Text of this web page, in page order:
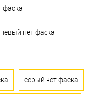
фаска
нет фаска
серый нет фаска